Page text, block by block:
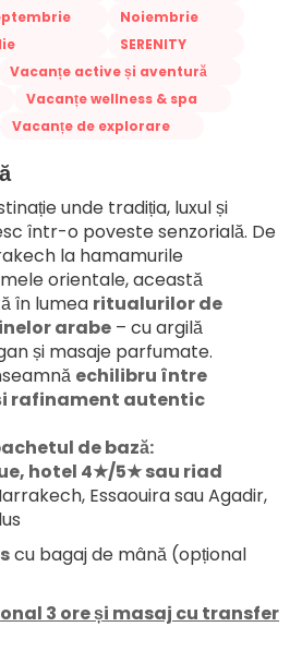
Noiembrie
SERENITY
Vacanțe active și aventură
Vacanțe wellness & spa
Vacanțe de explorare
unde tradiția, luxul și
într-o poveste senzorială. De
la hamamurile
orientale, această
în lumea ritualurilor de
arabe – cu argilă
și masaje parfumate.
echilibru între
rafinament autentic
de bază:
hotel 4★/5★ sau riad
Essaouira sau Agadir,
cu bagaj de mână (opțional
3 ore și masaj cu transfer